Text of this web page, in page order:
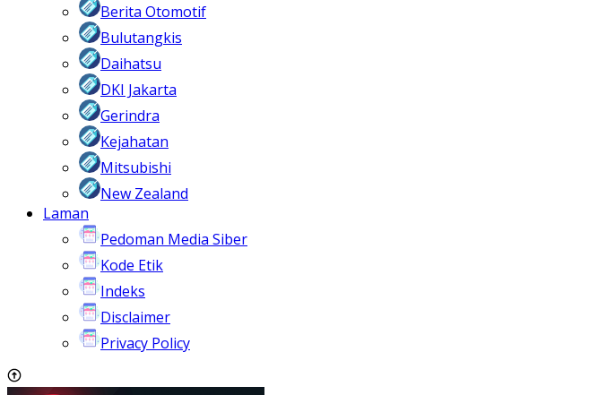
Berita Otomotif
Bulutangkis
Daihatsu
DKI Jakarta
Gerindra
Kejahatan
Mitsubishi
New Zealand
Laman
Pedoman Media Siber
Kode Etik
Indeks
Disclaimer
Privacy Policy